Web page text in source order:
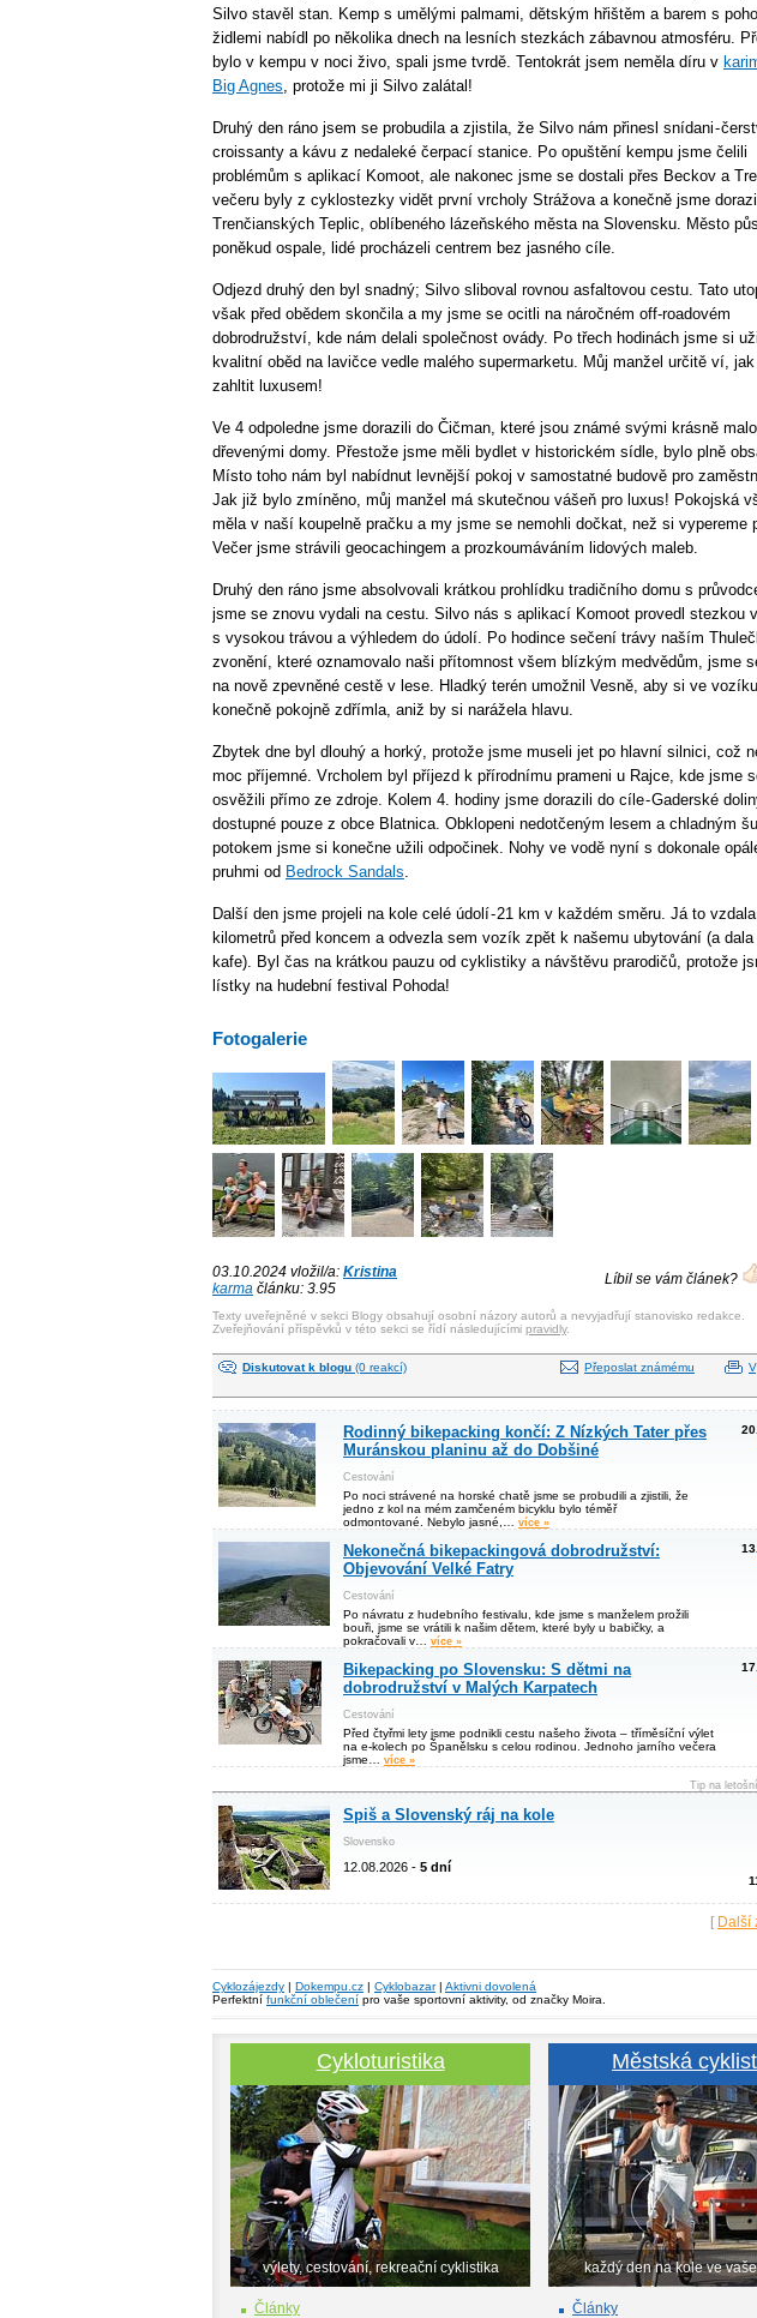
Silvo stavěl stan. Kemp s umělými palmami, dětským hřištěm a barem s
židlemi nabídl po několika dnech na lesních stezkách zábavnou atmosféru.
bylo v kempu v noci živo, spali jsme tvrdě. Tentokrát jsem neměla díru v
Big Agnes, protože mi ji Silvo zalátal!
Druhý den ráno jsem se probudila a zjistila, že Silvo nám přinesl snídani -
croissanty a kávu z nedaleké čerpací stanice. Po opuštění kempu jsme čelili
problémům s aplikací Komoot, ale nakonec jsme se dostali přes Beckov a
večeru byly z cyklostezky vidět první vrcholy Strážova a konečně jsme
Trenčianských Teplic, oblíbeného lázeňského města na Slovensku. Město
poněkud ospale, lidé procházeli centrem bez jasného cíle.
Odjezd druhý den byl snadný; Silvo sliboval rovnou asfaltovou cestu. Tato
však před obědem skončila a my jsme se ocitli na náročném off-roadovém
dobrodružství, kde nám delali společnost ovády. Po třech hodinách jsme si
kvalitní oběd na lavičce vedle malého supermarketu. Můj manžel určitě ví,
zahltit luxusem!
Ve 4 odpoledne jsme dorazili do Čičman, které jsou známé svými krásně
dřevenými domy. Přestože jsme měli bydlet v historickém sídle, bylo plně
Místo toho nám byl nabídnut levnější pokoj v samostatné budově pro
Jak již bylo zmíněno, můj manžel má skutečnou vášeň pro luxus! Pokojská
měla v naší koupelně pračku a my jsme se nemohli dočkat, než si vypereme
Večer jsme strávili geocachingem a prozkoumáváním lidových maleb.
Druhý den ráno jsme absolvovali krátkou prohlídku tradičního domu s
jsme se znovu vydali na cestu. Silvo nás s aplikací Komoot provedl stezkou
s vysokou trávou a výhledem do údolí. Po hodince sečení trávy naším
zvonění, které oznamovalo naši přítomnost všem blízkým medvědům, jsme
na nově zpevněné cestě v lese. Hladký terén umožnil Vesně, aby si ve vozíku
konečně pokojně zdřímla, aniž by si narážela hlavu.
Zbytek dne byl dlouhý a horký, protože jsme museli jet po hlavní silnici, což
moc příjemné. Vrcholem byl příjezd k přírodnímu prameni u Rajce, kde jsme
osvěžili přímo ze zdroje. Kolem 4. hodiny jsme dorazili do cíle - Gaderské
dostupné pouze z obce Blatnica. Obklopeni nedotčeným lesem a chladným
potokem jsme si konečne užili odpočinek. Nohy ve vodě nyní s dokonale
pruhmi od Bedrock Sandals.
Další den jsme projeli na kole celé údolí - 21 km v každém směru. Já to
kilometrů před koncem a odvezla sem vozík zpět k našemu ubytování (a dala
kafe). Byl čas na krátkou pauzu od cyklistiky a návštěvu prarodičů, protože
lístky na hudební festival Pohoda!
Fotogalerie
03.10.2024 vložil/a: Kristina
karma článku: 3.95
Líbil se vám článek?
Texty uveřejněné v sekci Blogy obsahují osobní názory autorů a nevyjadřují stanovisko redakce.
Zveřejňování příspěvků v této sekci se řídí následujícími pravidly.
Diskutovat k blogu (0 reakcí)
Přeposlat známému
Rodinný bikepacking končí: Z Nízkých Tater přes
Muránskou planinu až do Dobšiné
Cestování
Po noci strávené na horské chatě jsme se probudili a zjistili, že
jedno z kol na mém zamčeném bicyklu bylo téměř
odmontované. Nebylo jasné,… více »
Nekonečná bikepackingová dobrodružství:
Objevování Velké Fatry
Cestování
Po návratu z hudebního festivalu, kde jsme s manželem prožili
bouři, jsme se vrátili k našim dětem, které byly u babičky, a
pokračovali v… více »
Bikepacking po Slovensku: S dětmi na
dobrodružství v Malých Karpatech
Cestování
Před čtyřmi lety jsme podnikli cestu našeho života – tříměsíční výlet
na e-kolech po Španělsku s celou rodinou. Jednoho jarního večera
jsme… více »
Tip na
Spiš a Slovenský ráj na kole
Slovensko
12.08.2026 - 5 dní
[ Další
Cyklozájezdy | Dokempu.cz | Cyklobazar| Aktivni dovolená
Perfektní funkční oblečení pro vaše sportovní aktivity, od značky Moira.
Cykloturistika
výlety, cestování, rekreační cyklistika
Články
Městská
každý den na kole ve
Články